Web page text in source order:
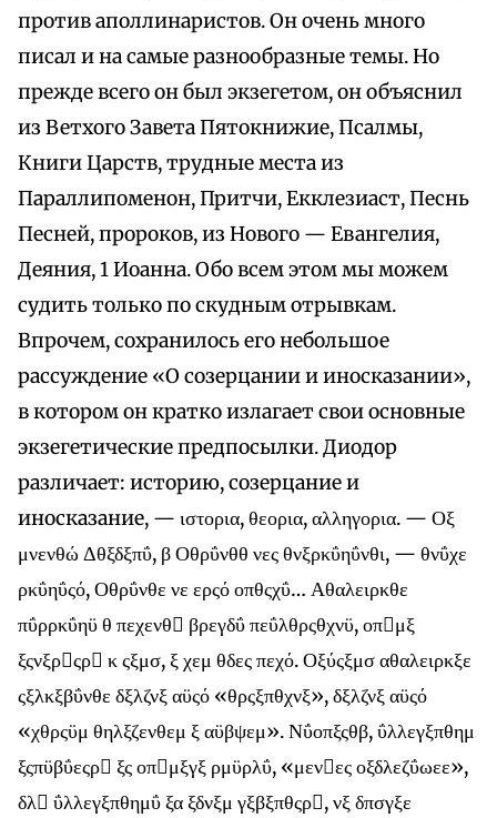
против аполлинаристов. Он очень много
писал и на самые разнообразные темы. Но
прежде всего он был экзегетом, он объяснил
из Ветхого Завета Пятокнижие, Псалмы,
Книги Царств, трудные места из
Параллипоменон, Притчи, Екклезиаст, Песнь
Песней, пророков, из Нового — Евангелия,
Деяния, 1 Иоанна. Обо всем этом мы можем
судить только по скудным отрывкам.
Впрочем, сохранилось его небольшое
рассуждение «О созерцании и иносказании»,
в котором он кратко излагает свои основные
экзегетические предпосылки. Диодор
различает: историю, созерцание и
иносказание, — ιστορια, θεορια, αλληγορια. — Οξ
μνενθώ Δθξδξπΰ, β Οθρΰνθθ νες θνξρκΰηΰνθι, — θνΰχε
ρκΰηΰςό, Οθρΰνθε νε ερςό οπθςχΰ… Αθαλειρκθε
πΰρρκΰηϋ θ πεχενθ βρεγδΰ πεΰλθρςθχνϋ, οπμξ
ξςνξρςρ κ ςξμσ, ξ χεμ θδες πεχό. Οξύςξμσ αθαλειρκξε
ςξλκξβΰνθε δξλζνξ αϋςό «θρςξπθχνξ», δξλζνξ αϋςό
«χθρςϋμ θηλξζενθεμ ξ αϋβψεμ». Νΰοπξςθβ, ΰλλεγξπθημ
ξςπϋβΰεςρ ξς οπμξγξ ρμϋρλΰ, «μενες οξδλεζΰωεε»,
δλ ΰλλεγξπθημΰ ξα ξδνξμ γξβξπθςρ, νξ δπσγξε